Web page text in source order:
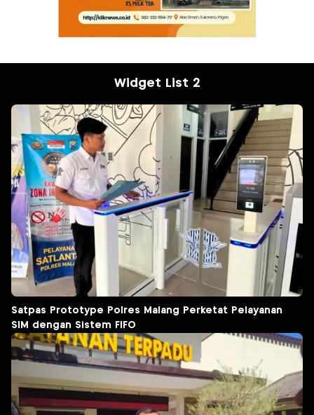
Widget List 2
Satpas Prototype Polres Malang Perketat Pelayanan
SIM dengan Sistem FIFO